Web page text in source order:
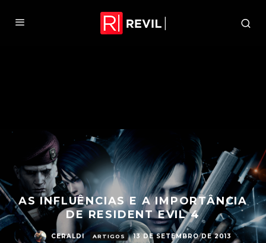
AS INFLUÊNCIAS E A IMPORTÂNCIA
DE RESIDENT EVIL 4
CERALDI ARTIGOS 13 DE SETEMBRO DE 2013